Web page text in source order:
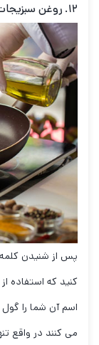
۱۲. روغن سبزیجات
پس از شنیدن
کنید که استفاده
اسم آن شما را گول
می کنند در واقع